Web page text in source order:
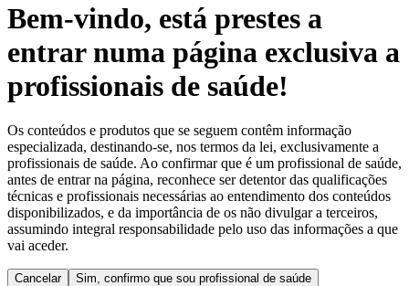
Neurocirurgia
Nutrição Clínica
Prevenção e Controlo de Infeções
Retenção Urinária e Urologia
Suturas e Especialidades Cirúrgicas
Terapias de Infusão
Terapia de Intervenção Vascular
Tratamento de Feridas
Tratamento de Sangue Extracorporal
Soluções
Terapias
Cuidados Domiciliários
Coordenamos os seus cuidados médicos quando recebe alta
do hospital. Para mais informações, visite a nossa página de
cuidados domiciliários.
Vagas disponíveis
Descubra as tuas oportunidades de carreira na B. Braun.
Pesquise no nosso mercado de trabalho global por perfis de
trabalho interessantes.
Comunicados de Imprensa
Contactos
Formulário de Contacto
Empresa
Responsabilidade
Media
Bem-vindo, está prestes a
entrar numa página exclusiva a
profissionais de saúde!
Os conteúdos e produtos que se seguem contêm informação
especializada, destinando-se, nos termos da lei, exclusivamente a
profissionais de saúde. Ao confirmar que é um profissional de saúde,
antes de entrar na página, reconhece ser detentor das qualificações
técnicas e profissionais necessárias ao entendimento dos conteúdos
disponibilizados, e da importância de os não divulgar a terceiros,
assumindo integral responsabilidade pelo uso das informações a que
vai aceder.
Cancelar Sim, confirmo que sou profissional de saúde